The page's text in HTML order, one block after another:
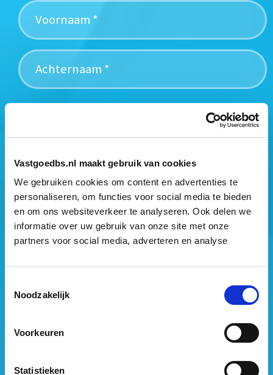
Vastgoedbs.nl maakt gebruik van cookies
We gebruiken cookies om content en advertenties te
personaliseren, om functies voor social media te bieden
en om ons websiteverkeer te analyseren. Ook delen we
informatie over uw gebruik van onze site met onze
partners voor social media, adverteren en analyse
Noodzakelijk
Voorkeuren
Statistieken
Mogen wij jouw gegevens opslaan?*
Ja, ik geef toestemming om mijn gegevens op te slaan
Vastgoed Business School
5617 AM Eindhoven